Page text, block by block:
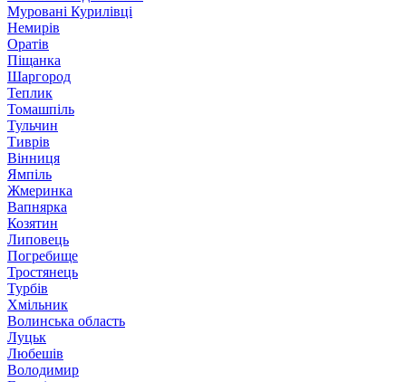
Муровані Курилівці
Немирів
Оратів
Піщанка
Шаргород
Теплик
Томашпіль
Тульчин
Тиврів
Вінниця
Ямпіль
Жмеринка
Вапнярка
Козятин
Липовець
Погребище
Тростянець
Турбів
Хмільник
Волинська область
Луцьк
Любешів
Володимир